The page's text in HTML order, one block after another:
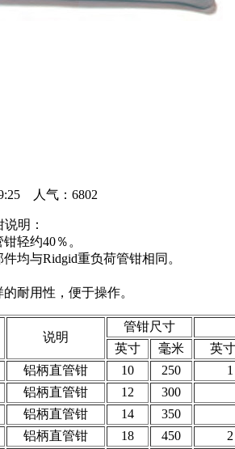
人气：6802
明：
轻约40％。
均与Ridgid重负荷管钳相同。
耐用性，便于操作。
说明
管钳尺寸
英寸
毫米
英
铝柄直管钳 10 250
铝柄直管钳 12
300
铝柄直管钳 14
350
铝柄直管钳 18 450